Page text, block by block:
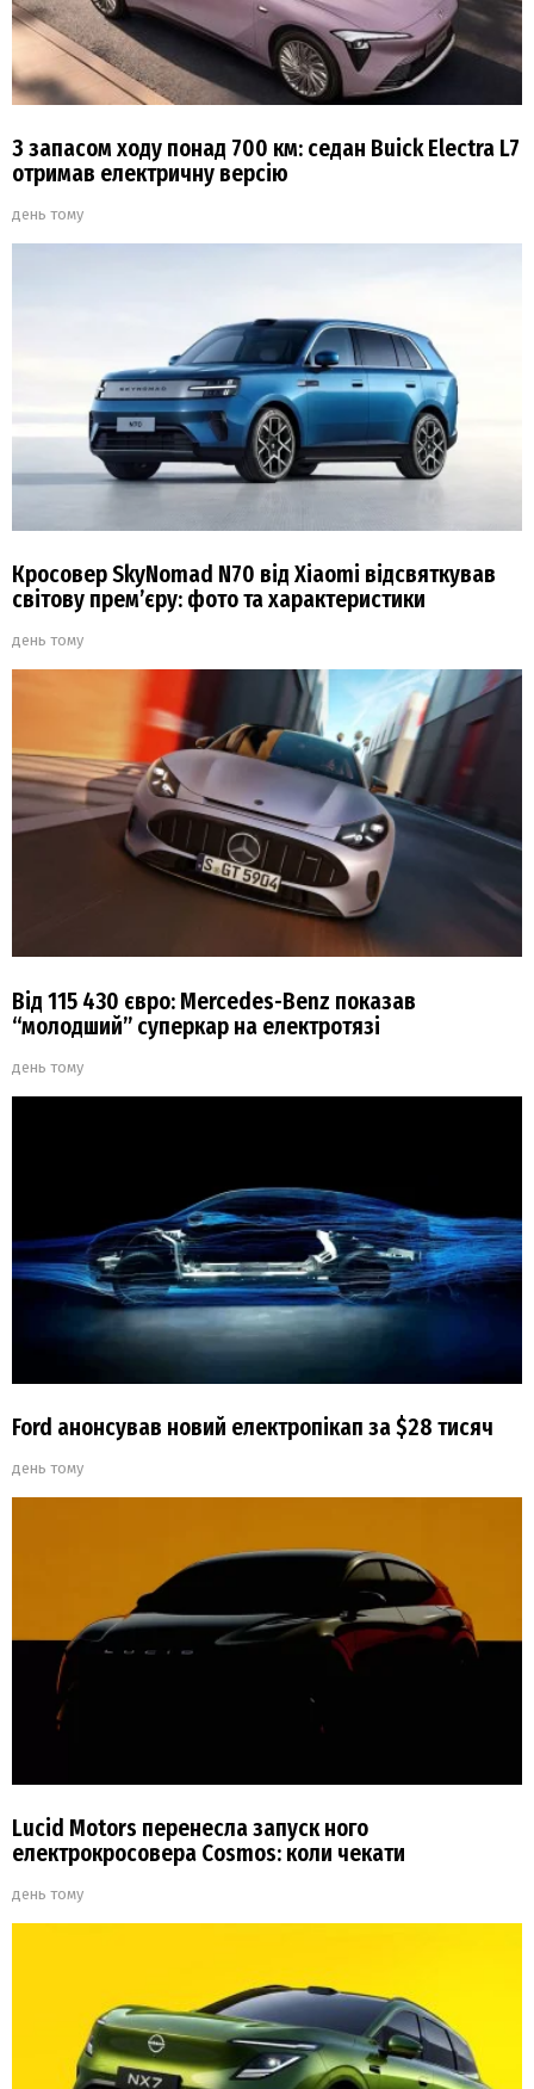
З запасом ходу понад 700 км: седан Buick Electra L7
отримав електричну версію
день тому
Кросовер SkyNomad N70 від Xiaomi відсвяткував
світову прем’єру: фото та характеристики
день тому
Від 115 430 євро: Mercedes-Benz показав
“молодший” суперкар на електротязі
день тому
Ford анонсував новий електропікап за $28 тисяч
день тому
Lucid Motors перенесла запуск ного
електрокросовера Cosmos: коли чекати
день тому